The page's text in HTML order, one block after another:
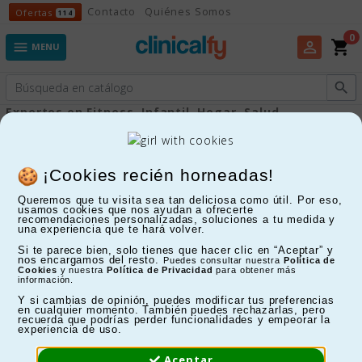
¡Cookies recién horneadas!
Queremos que tu visita sea tan deliciosa como útil. Por eso,
usamos cookies que nos ayudan a ofrecerte
recomendaciones personalizadas, soluciones a tu medida y
una experiencia que te hará volver.
Si te parece bien, solo tienes que hacer clic en “Aceptar” y
nos encargamos del resto.
Puedes consultar nuestra Política de
Cookies y nuestra Política de Privacidad para obtener más
información.
Y si cambias de opinión, puedes modificar tus preferencias
en cualquier momento. También puedes rechazarlas, pero
recuerda que podrías perder funcionalidades y empeorar la
experiencia de uso.
Ofertas 114 Ofertas
Contacto Quiénes Somos
 MENU perm_identity shopping_cart
0
Expertos en Fitness, Infantil, Hogar, Salud...

FILTRAR
Mostrando 1-6 de 6 artículo(s)
13%